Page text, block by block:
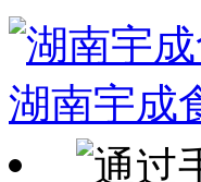
湖南宇成